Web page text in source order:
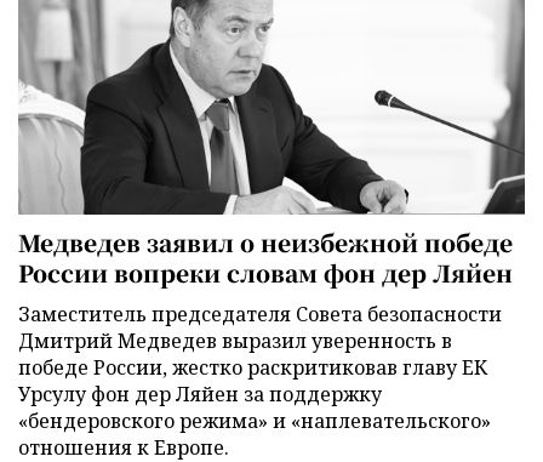
Медведев заявил о неизбежной победе
России вопреки словам фон дер Ляйен
Заместитель председателя Совета безопасности
Дмитрий Медведев выразил уверенность в
победе России, жестко раскритиковав главу ЕК
Урсулу фон дер Ляйен за поддержку
«бендеровского режима» и «наплевательского»
отношения к Европе.